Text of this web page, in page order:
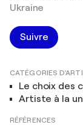
Ukraine
Suivre
CATÉGORIES
Le choix des
Artiste à la
RÉFÉRENCES